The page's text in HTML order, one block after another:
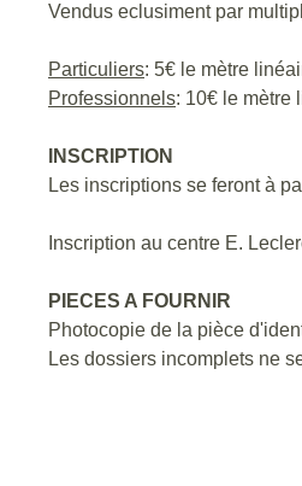
Vendus eclusiment par
Particuliers: 5€ le mètre
Professionnels: 10€ le mètre
INSCRIPTION
Les inscriptions se feront à
Inscription au centre E.
PIECES A FOURNIR
Photocopie de la pièce
Les dossiers incomplets ne